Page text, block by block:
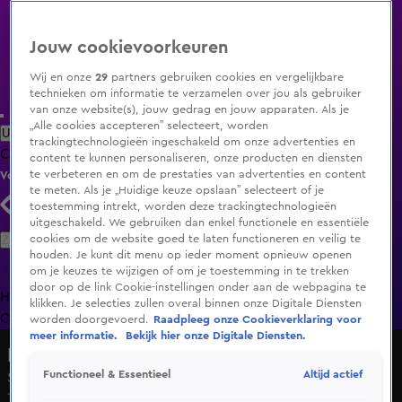
Uitzending Gemist Populaire programma's Zenders Genres
ClipsFilmsRadioSmart TV inlogShop
Volg KIJK
Zoeken
HomeUitzending Gemist Programma's De Bondgenoten
OranjezomerLivestreamsShop
Seizoen 1, aflevering 3
15 mei 2016, 22:35
Jouw cookievoorkeuren
Wij en onze29 partners gebruiken cookies en vergelijkbare
technieken om informatie te verzamelen over jou als gebruiker
van onze website(s), jouw gedrag en jouw apparaten. Als je
„Alle cookies accepteren” selecteert, worden
trackingtechnologieën ingeschakeld om onze advertenties en
content te kunnen personaliseren, onze producten en diensten
te verbeteren en om de prestaties van advertenties en content
te meten. Als je „Huidige keuze opslaan” selecteert of je
toestemming intrekt, worden deze trackingtechnologieën
uitgeschakeld. We gebruiken dan enkel functionele en essentiële
cookies om de website goed te laten functioneren en veilig te
houden. Je kunt dit menu op ieder moment opnieuw openen
om je keuzes te wijzigen of om je toestemming in te trekken
door op de link Cookie-instellingen onder aan de webpagina te
klikken. Je selecties zullen overal binnen onze Digitale Diensten
worden doorgevoerd.
Raadpleeg onze Cookieverklaring voor
meer informatie.
Bekijk hier onze Digitale Diensten.
Functioneel & Essentieel Altijd actief